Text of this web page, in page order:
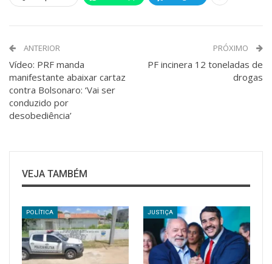
ANTERIOR
Vídeo: PRF manda
manifestante abaixar cartaz
contra Bolsonaro: ‘Vai ser
conduzido por
desobediência’
PRÓXIMO
PF incinera 12 toneladas de
drogas
VEJA TAMBÉM
POLÍTICA JUSTIÇA